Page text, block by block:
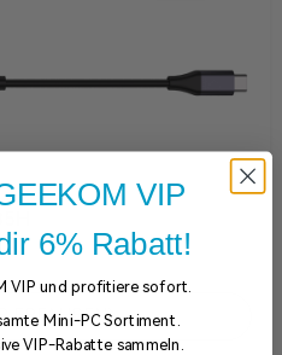
ERFAHREN
VIP
6% Rabatt!
VIP und profitiere sofort.
Mini-PC Sortiment.
VIP-Rabatte sammeln.